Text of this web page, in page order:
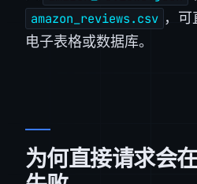
amazon_reviews.csv ，可
电子表格或数据库。
为何直接请求会